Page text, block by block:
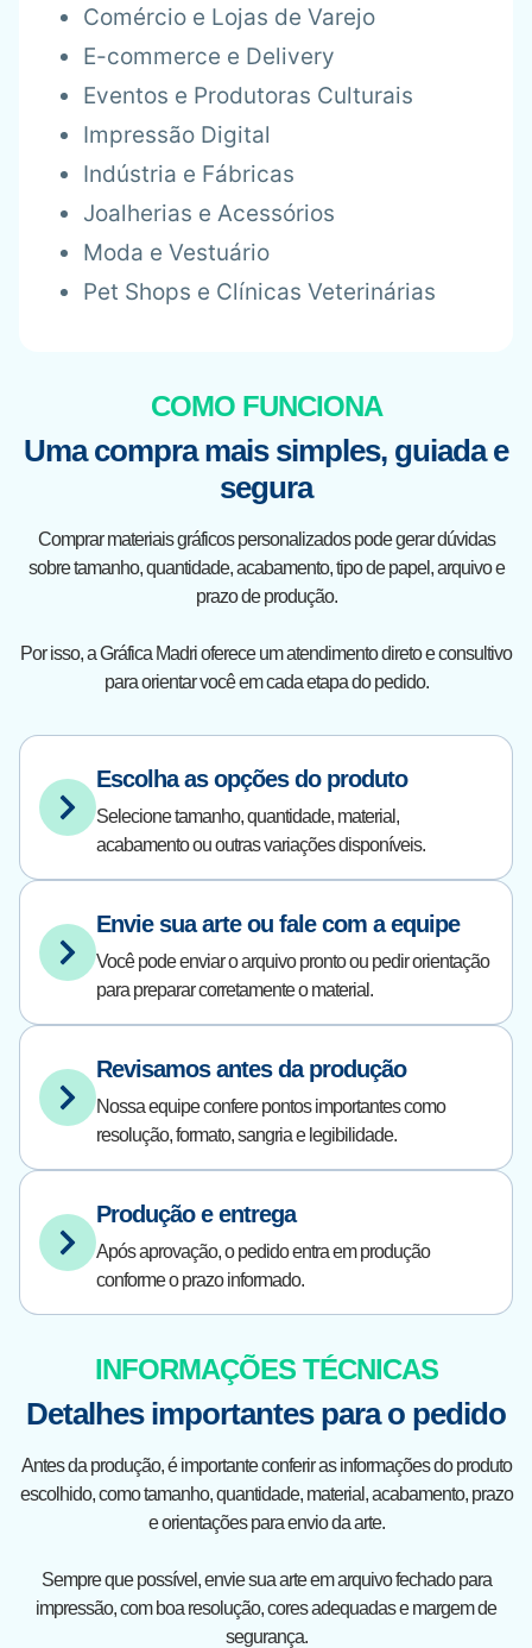
Comércio e Lojas de Varejo
E-commerce e Delivery
Eventos e Produtoras Culturais
Impressão Digital
Indústria e Fábricas
Joalherias e Acessórios
Moda e Vestuário
Pet Shops e Clínicas Veterinárias
COMO FUNCIONA
Uma compra mais simples, guiada e
segura
Comprar materiais gráficos personalizados pode gerar dúvidas
sobre tamanho, quantidade, acabamento, tipo de papel, arquivo e
prazo de produção.
Por isso, a Gráfica Madri oferece um atendimento direto e consultivo
para orientar você em cada etapa do pedido.
Escolha as opções do produto
Selecione tamanho, quantidade, material,
acabamento ou outras variações disponíveis.
Envie sua arte ou fale com a equipe
Você pode enviar o arquivo pronto ou pedir orientação
para preparar corretamente o material.
Revisamos antes da produção
Nossa equipe confere pontos importantes como
resolução, formato, sangria e legibilidade.
Produção e entrega
Após aprovação, o pedido entra em produção
conforme o prazo informado.
INFORMAÇÕES TÉCNICAS
Detalhes importantes para o pedido
Antes da produção, é importante conferir as informações do produto
escolhido, como tamanho, quantidade, material, acabamento, prazo
e orientações para envio da arte.
Sempre que possível, envie sua arte em arquivo fechado para
impressão, com boa resolução, cores adequadas e margem de
segurança.